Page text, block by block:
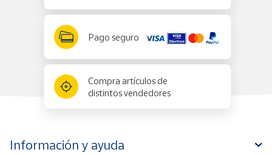
Pago seguro
Compra artículos de
distintos vendedores
Información y ayuda